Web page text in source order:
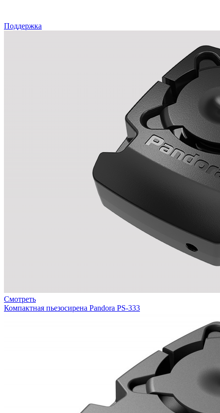
Поддержка
Смотреть
Компактная пьезосирена Pandora PS-333